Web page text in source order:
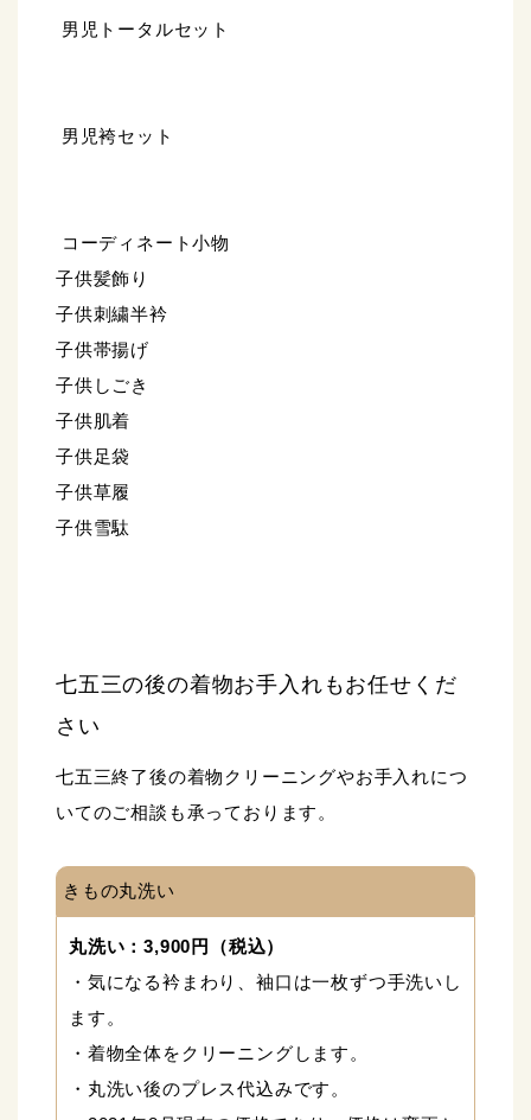
男児トータルセット
男児袴セット
コーディネート小物
子供髪飾り
子供刺繍半衿
子供帯揚げ
子供しごき
子供肌着
子供足袋
子供草履
子供雪駄
七五三の後の着物お手入れもお任せくだ
さい
七五三終了後の着物クリーニングやお手入れにつ
いてのご相談も承っております。
きもの丸洗い
丸洗い：3,900円（税込）
・気になる衿まわり、袖口は一枚ずつ手洗いし
ます。
・着物全体をクリーニングします。
・丸洗い後のプレス代込みです。